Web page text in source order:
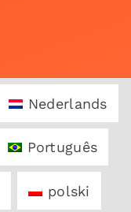
Nederlands
Português
polski